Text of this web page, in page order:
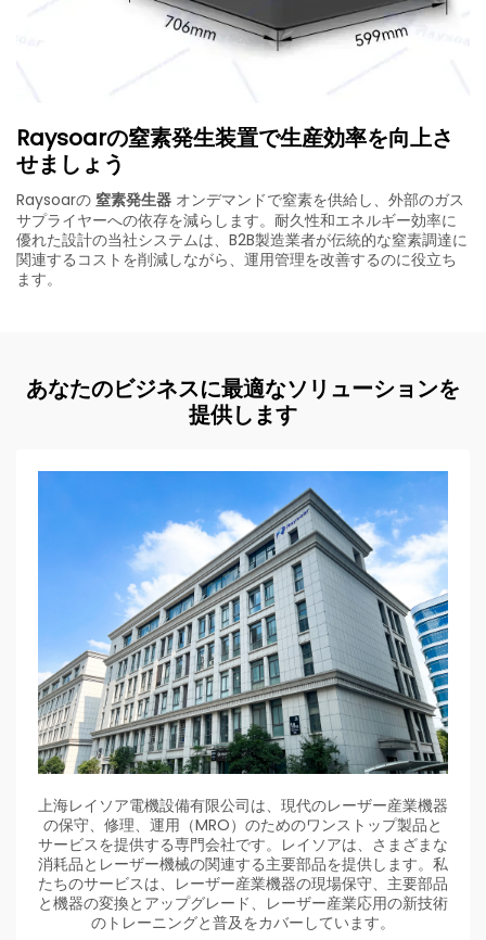
Raysoarの窒素発生装置で生産効率を向上さ
せましょう
Raysoarの 窒素発生器 オンデマンドで窒素を供給し、外部のガス
サプライヤーへの依存を減らします。耐久性和エネルギー効率に
優れた設計の当社システムは、B2B製造業者が伝統的な窒素調達に
関連するコストを削減しながら、運用管理を改善するのに役立ち
ます。
あなたのビジネスに最適なソリューションを
提供します
上海レイソア電機設備有限公司は、現代のレーザー産業機器
の保守、修理、運用（MRO）のためのワンストップ製品と
サービスを提供する専門会社です。レイソアは、さまざまな
消耗品とレーザー機械の関連する主要部品を提供します。私
たちのサービスは、レーザー産業機器の現場保守、主要部品
と機器の変換とアップグレード、レーザー産業応用の新技術
のトレーニングと普及をカバーしています。